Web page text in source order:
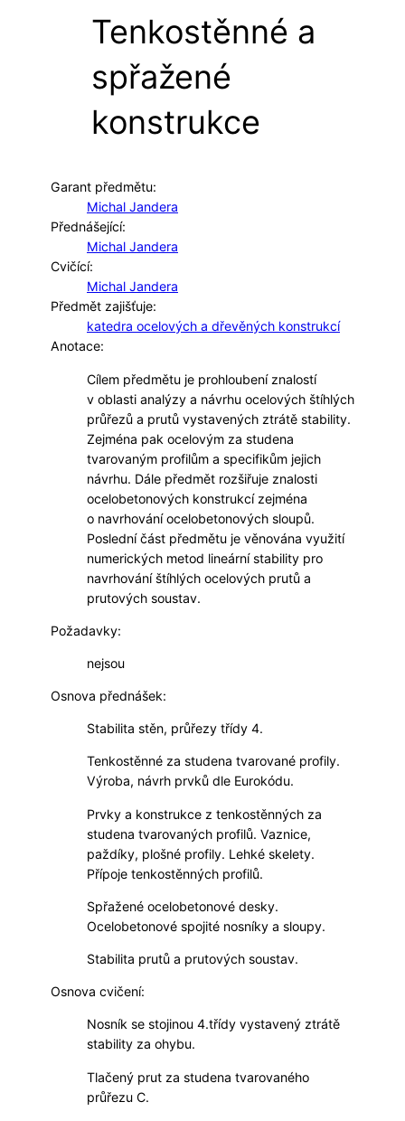
Tenkostěnné a
spřažené
konstrukce
Garant předmětu:
Michal Jandera
Přednášející:
Michal Jandera
Cvičící:
Michal Jandera
Předmět zajišťuje:
katedra ocelových a dřevěných konstrukcí
Anotace:
Cílem předmětu je prohloubení znalostí
v oblasti analýzy a návrhu ocelových štíhlých
průřezů a prutů vystavených ztrátě stability.
Zejména pak ocelovým za studena
tvarovaným profilům a specifikům jejich
návrhu. Dále předmět rozšiřuje znalosti
ocelobetonových konstrukcí zejména
o navrhování ocelobetonových sloupů.
Poslední část předmětu je věnována využití
numerických metod lineární stability pro
navrhování štíhlých ocelových prutů a
prutových soustav.
Požadavky:
nejsou
Osnova přednášek:
Stabilita stěn, průřezy třídy 4.
Tenkostěnné za studena tvarované profily.
Výroba, návrh prvků dle Eurokódu.
Prvky a konstrukce z tenkostěnných za
studena tvarovaných profilů. Vaznice,
paždíky, plošné profily. Lehké skelety.
Přípoje tenkostěnných profilů.
Spřažené ocelobetonové desky.
Ocelobetonové spojité nosníky a sloupy.
Stabilita prutů a prutových soustav.
Osnova cvičení:
Nosník se stojinou 4.třídy vystavený ztrátě
stability za ohybu.
Tlačený prut za studena tvarovaného
průřezu C.